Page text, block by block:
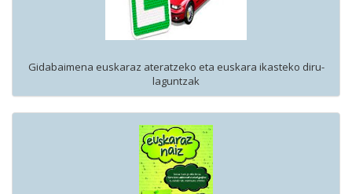
Gidabaimena euskaraz ateratzeko eta euskara ikasteko diru-
laguntzak